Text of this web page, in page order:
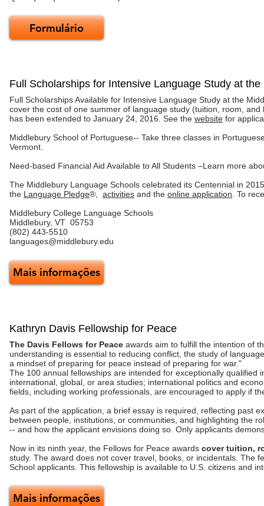
Formulário
Full Scholarships for Intensive Language Study at
Full Scholarships Available for Intensive Language Study at the
cover the cost of one summer of language study (tuition, room,
has been extended to January 24, 2016. See the website for
Middlebury School of Portuguese-- Take three classes in
Vermont.
Need-based Financial Aid Available to All Students –Learn more
The Middlebury Language Schools celebrated its Centennial in
the Language Pledge®, activities and the online application. To
Middlebury College Language Schools
Middlebury, VT 05753
(802) 443-5510
languages@middlebury.edu
Mais informações
Kathryn Davis Fellowship for Peace
The Davis Fellows for Peace awards aim to fulfill the intention of
understanding is essential to reducing conflict, the study of
a mindset of preparing for peace instead of preparing for war."
The 100 annual fellowships are intended for exceptionally
international, global, or area studies; international politics and
fields, including working professionals, are encouraged to apply if
As part of the application, a brief essay is required, reflecting past
between people, institutions, or communities, and highlighting the
-- and how the applicant envisions doing so. Only applicants
Now in its ninth year, the Fellows for Peace awards cover tuition,
study. The award does not cover travel, books, or incidentals. The
School applicants. This fellowship is available to U.S. citizens and
Mais informações